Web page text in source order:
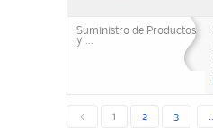
Suministro de Productos
y ...
< 1 2 3